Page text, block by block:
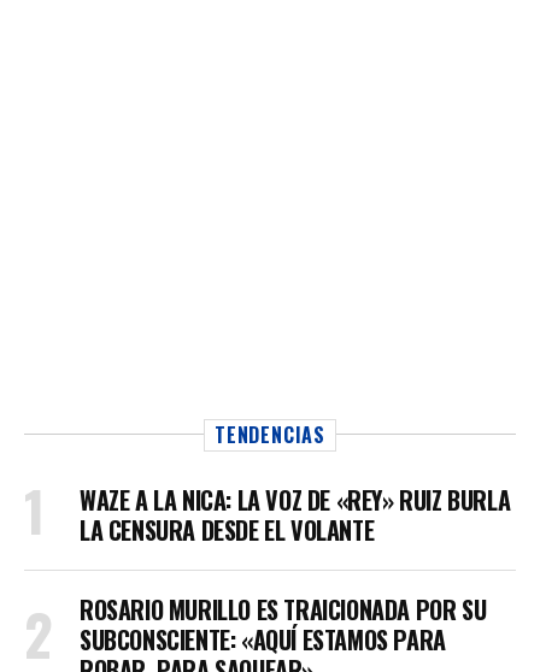
TENDENCIAS
WAZE A LA NICA: LA VOZ DE «REY» RUIZ BURLA
LA CENSURA DESDE EL VOLANTE
ROSARIO MURILLO ES TRAICIONADA POR SU
SUBCONSCIENTE: «AQUÍ ESTAMOS PARA